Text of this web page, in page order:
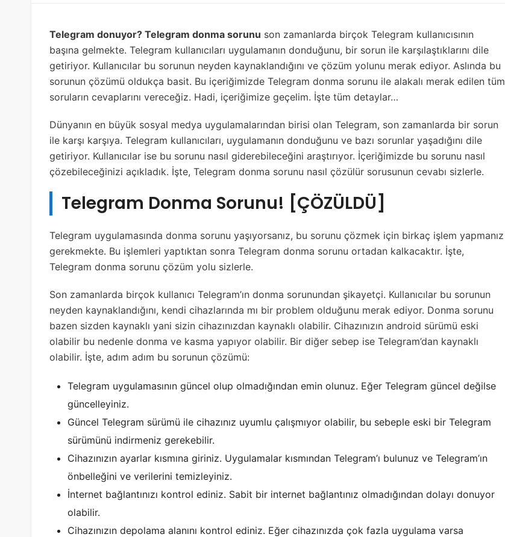
Telegram donuyor? Telegram donma sorunu son zamanlarda birçok Telegram kullanıcısının
başına gelmekte. Telegram kullanıcıları uygulamanın donduğunu, bir sorun ile karşılaştıklarını dile
getiriyor. Kullanıcılar bu sorunun neyden kaynaklandığını ve çözüm yolunu merak ediyor. Aslında bu
sorunun çözümü oldukça basit. Bu içeriğimizde Telegram donma sorunu ile alakalı merak edilen tüm
soruların cevaplarını vereceğiz. Hadi, içeriğimize geçelim. İşte tüm detaylar…
Dünyanın en büyük sosyal medya uygulamalarından birisi olan Telegram, son zamanlarda bir sorun
ile karşı karşıya. Telegram kullanıcıları, uygulamanın donduğunu ve bazı sorunlar yaşadığını dile
getiriyor. Kullanıcılar ise bu sorunu nasıl giderebileceğini araştırıyor. İçeriğimizde bu sorunu nasıl
çözebileceğinizi açıkladık. İşte, Telegram donma sorunu nasıl çözülür sorusunun cevabı sizlerle.
Telegram Donma Sorunu! [ÇÖZÜLDÜ]
Telegram uygulamasında donma sorunu yaşıyorsanız, bu sorunu çözmek için birkaç işlem yapmanız
gerekmekte. Bu işlemleri yaptıktan sonra Telegram donma sorunu ortadan kalkacaktır. İşte,
Telegram donma sorunu çözüm yolu sizlerle.
Son zamanlarda birçok kullanıcı Telegram’ın donma sorunundan şikayetçi. Kullanıcılar bu sorunun
neyden kaynaklandığını, kendi cihazlarında mı bir problem olduğunu merak ediyor. Donma sorunu
bazen sizden kaynaklı yani sizin cihazınızdan kaynaklı olabilir. Cihazınızın android sürümü eski
olabilir bu nedenle donma ve kasma yapıyor olabilir. Bir diğer sebep ise Telegram’dan kaynaklı
olabilir. İşte, adım adım bu sorunun çözümü:
Telegram uygulamasının güncel olup olmadığından emin olunuz. Eğer Telegram güncel değilse
güncelleyiniz.
Güncel Telegram sürümü ile cihazınız uyumlu çalışmıyor olabilir, bu sebeple eski bir Telegram
sürümünü indirmeniz gerekebilir.
Cihazınızın ayarlar kısmına giriniz. Uygulamalar kısmından Telegram’ı bulunuz ve Telegram’ın
önbelleğini ve verilerini temizleyiniz.
İnternet bağlantınızı kontrol ediniz. Sabit bir internet bağlantınız olmadığından dolayı donuyor
olabilir.
Cihazınızın depolama alanını kontrol ediniz. Eğer cihazınızda çok fazla uygulama varsa